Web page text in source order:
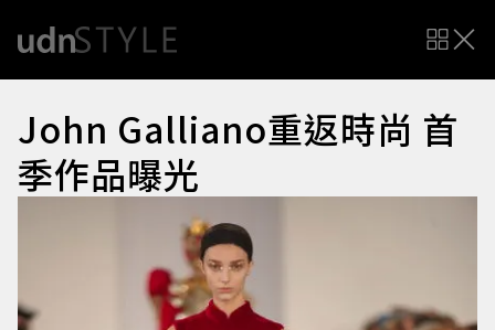
John Galliano重返時尚 首
季作品曝光